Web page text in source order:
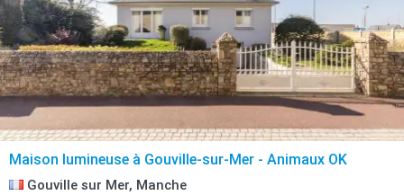
Maison lumineuse à Gouville-sur-Mer - Animaux OK
Gouville sur Mer, Manche